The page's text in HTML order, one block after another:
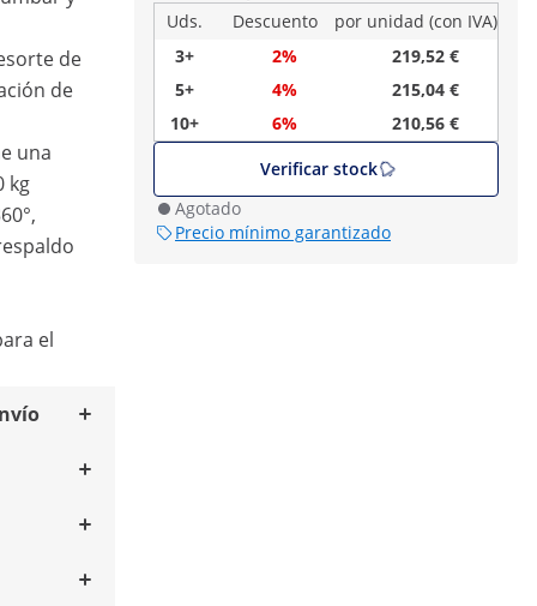
Uds.
Descuento
por unidad (con IVA)
3+
2%
219,52 €
5+
4%
215,04 €
10+
6%
210,56 €
Verificar stock
Agotado
Precio mínimo garantizado
de
de
una
kg
el